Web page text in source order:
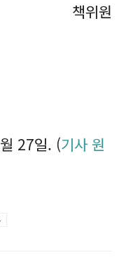
책위원
27일. (기사 원